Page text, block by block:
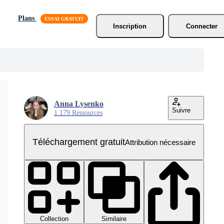
Plans
Inscription
Connecter
Anna Lysenko
1 179 Ressources Suivre
Téléchargement gratuitAttribution nécessaire
Collection
Similaire